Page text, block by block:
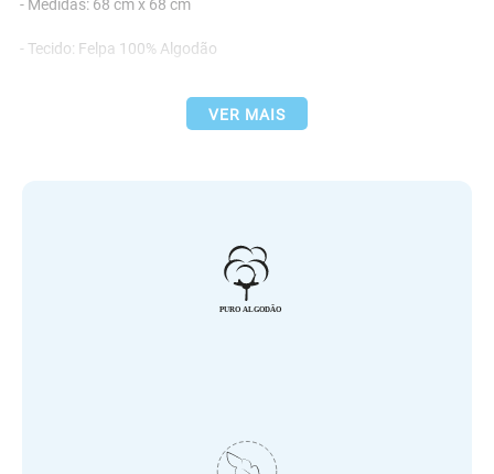
- Medidas: 68 cm x 68 cm
- Tecido: Felpa 100% Algodão
VER MAIS